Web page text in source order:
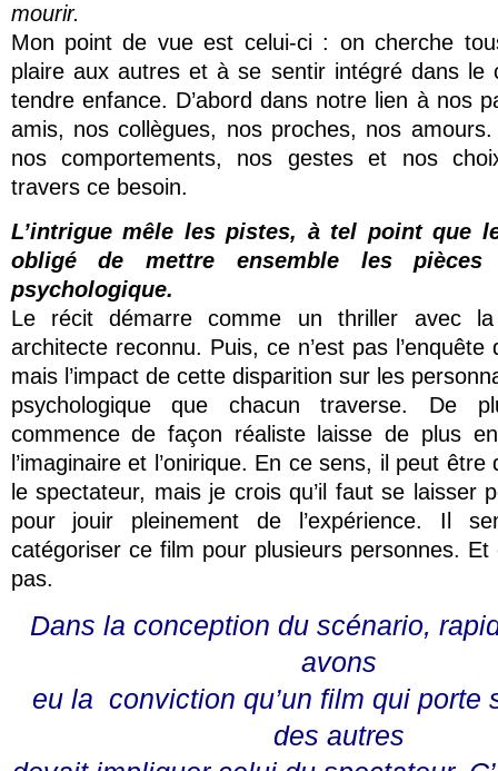
mourir.
Mon point de vue est celui-ci : on cherche
plaire aux autres et à se sentir intégré dans le
tendre enfance. D’abord dans notre lien à nos
amis, nos collègues, nos proches, nos
nos comportements, nos gestes et nos
travers ce besoin.
L’intrigue mêle les pistes, à tel point que
obligé de mettre ensemble les
psychologique.
Le récit démarre comme un thriller avec la
architecte reconnu. Puis, ce n’est pas l’enquête
mais l’impact de cette disparition sur les
psychologique que chacun traverse. De
commence de façon réaliste laisse de plus
l’imaginaire et l’onirique. En ce sens, il peut être
le spectateur, mais je crois qu’il faut se laisser
pour jouir pleinement de l’expérience. Il
catégoriser ce film pour plusieurs personnes.
pas.
Dans la conception du scénario,
avons
eu la conviction qu’un film qui porte
des autres